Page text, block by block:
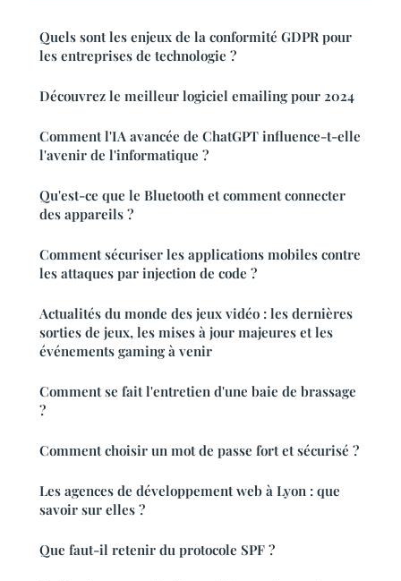
Quels sont les enjeux de la conformité GDPR pour
les entreprises de technologie ?
Découvrez le meilleur logiciel emailing pour 2024
Comment l'IA avancée de ChatGPT influence-t-elle
l'avenir de l'informatique ?
Qu'est-ce que le Bluetooth et comment connecter
des appareils ?
Comment sécuriser les applications mobiles contre
les attaques par injection de code ?
Actualités du monde des jeux vidéo : les dernières
sorties de jeux, les mises à jour majeures et les
événements gaming à venir
Comment se fait l'entretien d'une baie de brassage
?
Comment choisir un mot de passe fort et sécurisé ?
Les agences de développement web à Lyon : que
savoir sur elles ?
Que faut-il retenir du protocole SPF ?